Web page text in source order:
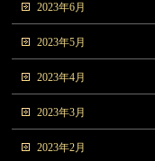
2023年6月
2023年5月
2023年4月
2023年3月
2023年2月